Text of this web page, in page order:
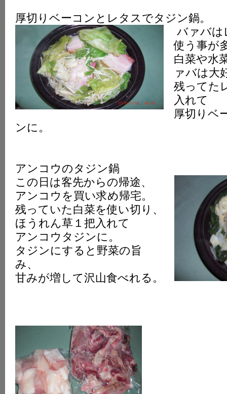
厚切りベーコンとレタスでタジン鍋。
バァバは
使う事が
白菜や水
ァバは大
残ってた
入れて
厚切りベ
ンに。
アンコウのタジン鍋
この日は客先からの帰途、
アンコウを買い求め帰宅。
残っていた白菜を使い切り、
ほうれん草１把入れて
アンコウタジンに。
タジンにすると野菜の旨
み、
甘みが増して沢山食べれる。